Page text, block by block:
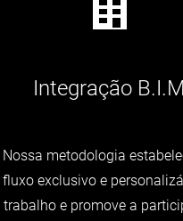
Integração
Nossa metodologia
fluxo exclusivo e
trabalho e promove a